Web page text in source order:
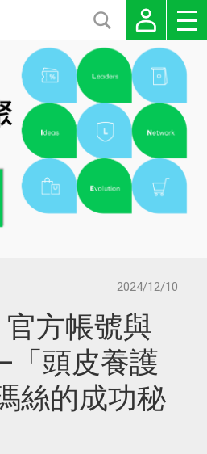
2024/12/10
官方帳號與
「頭皮養護
絲的成功秘